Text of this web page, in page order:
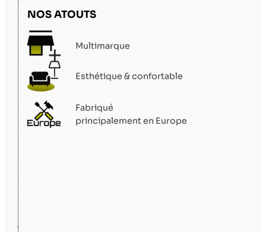
NOS ATOUTS
Multimarque
Esthétique & confortable
Fabriqué
principalement en Europe